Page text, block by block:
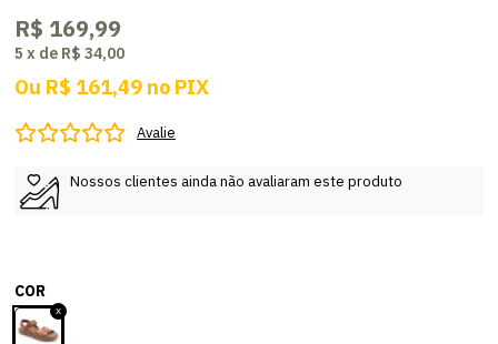
R$ 169,99
5 x de R$ 34,00
Ou R$ 161,49 no PIX
Avalie
Nossos clientes ainda não avaliaram este produto
COR